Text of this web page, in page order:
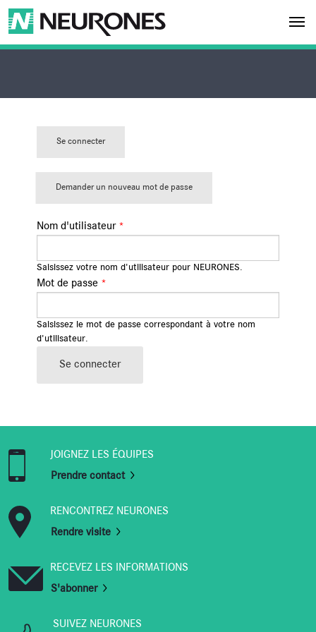
Aller au contenu principal
NEURONES
MESSAGE D'ERREUR
Accès refusé. Vous devez vous authentifier pour visualiser cette page. ×
ONGLETS PRINCIPAUX
Se connecter(ongl
Demander un nouveau mot de passe
Nom d'utilisateur *
Saisissez votre nom d'utilisateur pour NEURONES.
Mot de passe *
Saisissez le mot de passe correspondant à votre nom
d'utilisateur.
Se connecter
JOIGNEZ LES ÉQUIPES
Prendre contact
RENCONTREZ NEURONES
Rendre visite
RECEVEZ LES INFORMATIONS
S'abonner
SUIVEZ NEURONES